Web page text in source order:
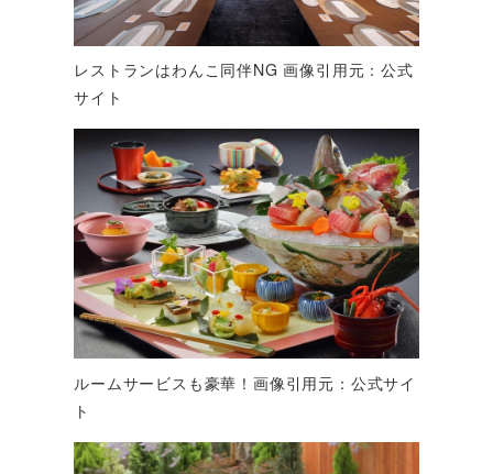
レストランはわんこ同伴NG 画像引用元：公式
サイト
ルームサービスも豪華！画像引用元：公式サイ
ト